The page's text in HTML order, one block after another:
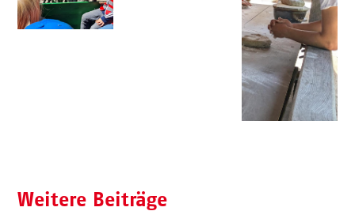
Weitere Beiträge